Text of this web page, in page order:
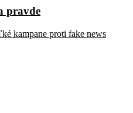
pravde
kampane proti fake news